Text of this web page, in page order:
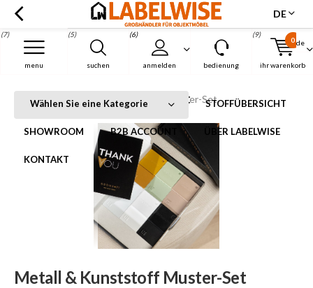
de
suchen
(5)
anmelden
(6)
menu
(7)
bedienung ihr warenkorb
0
(9)
Menu
DE
Wählen Sie eine Kategorie STOFFÜBERSICHT
SHOWROOM B2B ACCOUNT ÜBER LABELWISE
KONTAKT
Startseite Metall & Kunststoff Muster-Set
Metall & Kunststoff Muster-Set
Metall & Kunststoff Muster-Set